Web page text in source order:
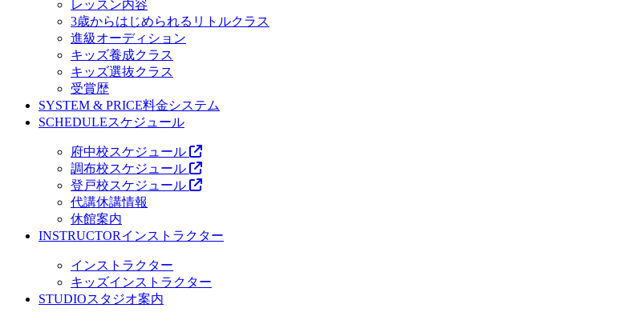
レッスン内容
3歳からはじめられるリトルクラス
進級オーディション
キッズ養成クラス
キッズ選抜クラス
受賞歴
SYSTEM & PRICE料金システム
SCHEDULEスケジュール
府中校スケジュール
調布校スケジュール
登戸校スケジュール
代講休講情報
休館案内
INSTRUCTORインストラクター
インストラクター
キッズインストラクター
STUDIOスタジオ案内